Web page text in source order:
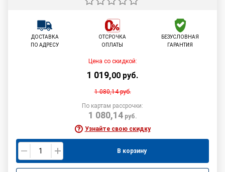
ДОСТАВКА
ПО АДРЕСУ
ОТСРОЧКА
ОПЛАТЫ
БЕЗУСЛОВНАЯ
ГАРАНТИЯ
Цена со скидкой:
1 019,00 руб.
1 080,14руб.
По картам рассрочки:
1 080,14руб.
Узнайте свою скидку
В корзину